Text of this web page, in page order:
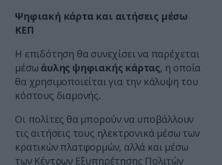
Ψηφιακή κάρτα και αιτήσεις μέσω
ΚΕΠ
Η επιδότηση θα συνεχίσει να παρέχεται
μέσω άυλης ψηφιακής κάρτας, η οποία
θα χρησιμοποιείται για την κάλυψη του
κόστους διαμονής.
Οι πολίτες θα μπορούν να υποβάλλουν
τις αιτήσεις τους ηλεκτρονικά μέσω των
κρατικών πλατφορμών, αλλά και μέσω
των Κέντρων Εξυπηρέτησης Πολιτών